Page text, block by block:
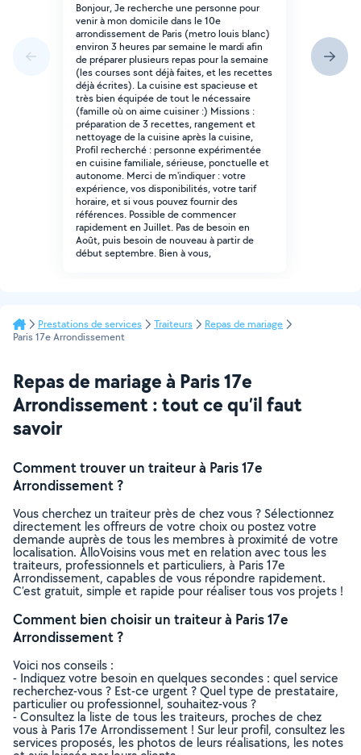
Bonjour, Je recherche une personne pour
venir à mon domicile dans le 10e
arrondissement de Paris (metro louis blanc)
environ 3 heures par semaine le mardi afin
de préparer plusieurs repas pour la semaine
(les courses sont déjà faites, et les recettes
déjà écrites). La cuisine est spacieuse et
très bien équipée de tout le nécessaire
(famille où on aime cuisiner :) Missions :
préparation de 3 recettes, rangement et
nettoyage de la cuisine après la cuisine,
Profil recherché : personne expérimentée
en cuisine familiale, sérieuse, ponctuelle et
autonome. Merci de m'indiquer : votre
expérience, vos disponibilités, votre tarif
horaire, et si vous pouvez fournir des
références. Possible de commencer
rapidement en Juillet. Pas de besoin en
Août, puis besoin de nouveau à partir de
début septembre. Bien à vous,
Prestations de services Traiteurs
Repas de mariage
Paris 17e Arrondissement
Repas de mariage à Paris 17e
Arrondissement : tout ce qu’il faut
savoir
Comment trouver un traiteur à Paris 17e
Arrondissement ?
Vous cherchez un traiteur près de chez vous ? Sélectionnez
directement les offreurs de votre choix ou postez votre
demande auprès de tous les membres à proximité de votre
localisation. AlloVoisins vous met en relation avec tous les
traiteurs, professionnels et particuliers, à Paris 17e
Arrondissement, capables de vous répondre rapidement.
C’est gratuit, simple et rapide pour réaliser tous vos projets !
Comment bien choisir un traiteur à Paris 17e
Arrondissement ?
Voici nos conseils :
- Indiquez votre besoin en quelques secondes : quel service
recherchez-vous ? Est-ce urgent ? Quel type de prestataire,
particulier ou professionnel, souhaitez-vous ?
- Consultez la liste de tous les traiteurs, proches de chez
vous à Paris 17e Arrondissement ! Sur leur profil, consultez les
services proposés, les photos de leurs réalisations, les notes